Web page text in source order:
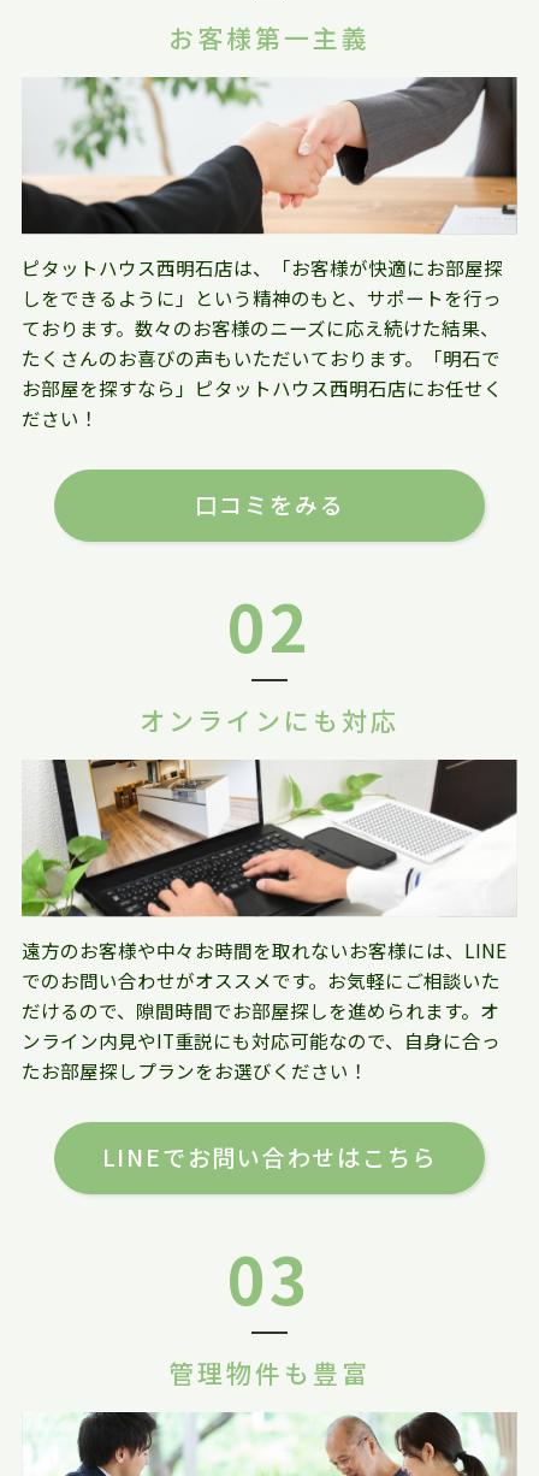
お客様第一主義
ピタットハウス西明石店は、「お客様が快適にお部屋探
しをできるように」という精神のもと、サポートを行っ
ております。数々のお客様のニーズに応え続けた結果、
たくさんのお喜びの声もいただいております。「明石で
お部屋を探すなら」ピタットハウス西明石店にお任せく
ださい！
口コミをみる
02
オンラインにも対応
遠方のお客様や中々お時間を取れないお客様には、LINE
でのお問い合わせがオススメです。お気軽にご相談いた
だけるので、隙間時間でお部屋探しを進められます。オ
ンライン内見やIT重説にも対応可能なので、自身に合っ
たお部屋探しプランをお選びください！
LINEでお問い合わせはこちら
03
管理物件も豊富